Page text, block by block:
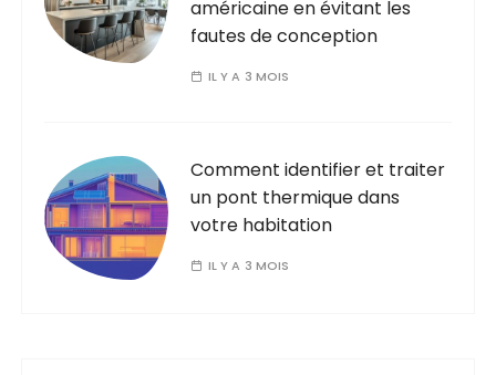
américaine en évitant les
fautes de conception
IL Y A 3 MOIS
Comment identifier et traiter
un pont thermique dans
votre habitation
IL Y A 3 MOIS